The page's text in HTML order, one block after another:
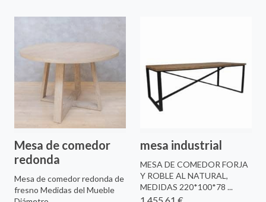
Mesa de comedor
redonda
Mesa de comedor redonda de
fresno Medidas del Mueble
mesa industrial
MESA DE COMEDOR FORJA
Y ROBLE AL NATURAL,
MEDIDAS 220*100*78 ...
1.455,61 €